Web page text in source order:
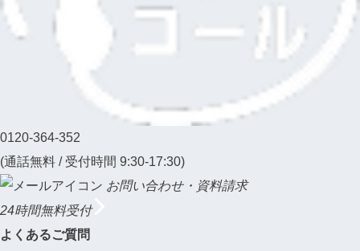
0120-364-352
(通話無料 / 受付時間 9:30-17:30)
お問い合わせ・資料請求
24時間無料受付
よくあるご質問